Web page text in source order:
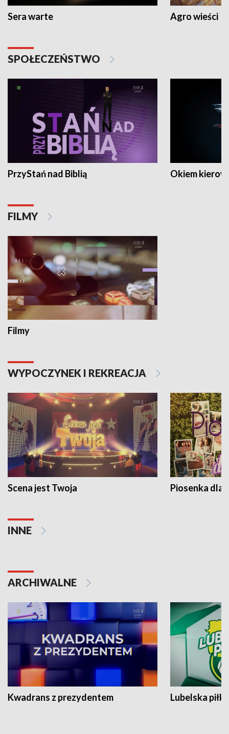
Sera warte Agro wieści
SPOŁECZEŃSTWO
PrzyStań nad Biblią Okiem
FILMY
Filmy
WYPOCZYNEK I REKREACJA
Scena jest Twoja Piosenka dla
INNE
ARCHIWALNE
Kwadrans z prezydentem Lubelska piłka